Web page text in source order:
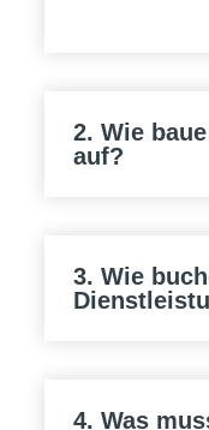
2. Wie
auf?
3. Wie
4. Was